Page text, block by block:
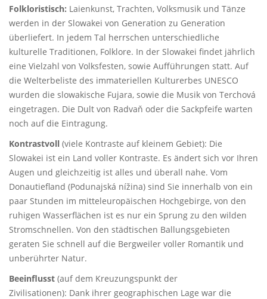
Folkloristisch: Laienkunst, Trachten, Volksmusik und Tänze
werden in der Slowakei von Generation zu Generation
überliefert. In jedem Tal herrschen unterschiedliche
kulturelle Traditionen, Folklore. In der Slowakei findet jährlich
eine Vielzahl von Volksfesten, sowie Aufführungen statt. Auf
die Welterbeliste des immateriellen Kulturerbes UNESCO
wurden die slowakische Fujara, sowie die Musik von Terchová
eingetragen. Die Dult von Radvaň oder die Sackpfeife warten
noch auf die Eintragung.
Kontrastvoll (viele Kontraste auf kleinem Gebiet): Die
Slowakei ist ein Land voller Kontraste. Es ändert sich vor Ihren
Augen und gleichzeitig ist alles und überall nahe. Vom
Donautiefland (Podunajská nížina) sind Sie innerhalb von ein
paar Stunden im mitteleuropäischen Hochgebirge, von den
ruhigen Wasserflächen ist es nur ein Sprung zu den wilden
Stromschnellen. Von den städtischen Ballungsgebieten
geraten Sie schnell auf die Bergweiler voller Romantik und
unberührter Natur.
Beeinflusst (auf dem Kreuzungspunkt der
Zivilisationen): Dank ihrer geographischen Lage war die